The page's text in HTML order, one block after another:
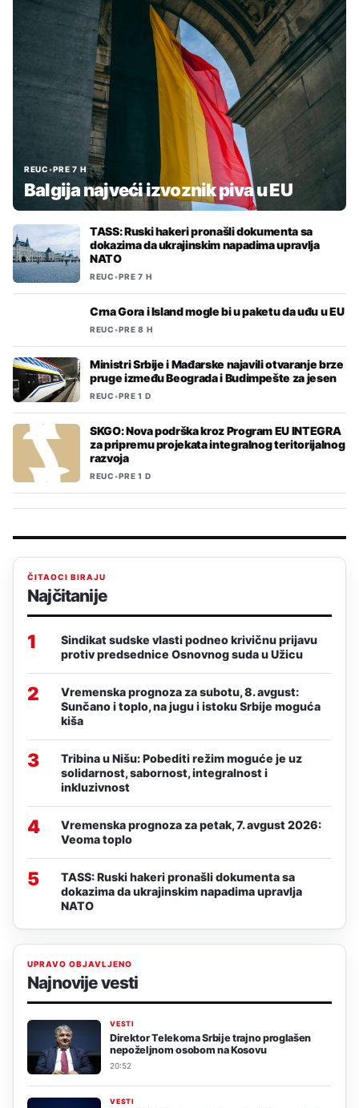
REUC•PRE 7 H
Balgija najveći izvoznik piva u EU
TASS: Ruski hakeri pronašli dokumenta sa
dokazima da ukrajinskim napadima upravlja
NATO
REUC•PRE 7 H
Crna Gora i Island mogle bi u paketu da uđu u EU
REUC•PRE 8 H
Ministri Srbije i Mađarske najavili otvaranje brze
pruge između Beograda i Budimpešte za jesen
REUC•PRE 1 D
SKGO: Nova podrška kroz Program EU INTEGRA
za pripremu projekata integralnog teritorijalnog
razvoja
REUC•PRE 1 D
ČITAOCI BIRAJU
Najčitanije
1
Sindikat sudske vlasti podneo krivičnu prijavu
protiv predsednice Osnovnog suda u Užicu
2
Vremenska prognoza za subotu, 8. avgust:
Sunčano i toplo, na jugu i istoku Srbije moguća
kiša
3
Tribina u Nišu: Pobediti režim moguće je uz
solidarnost, sabornost, integralnost i
inkluzivnost
4
Vremenska prognoza za petak, 7. avgust 2026:
Veoma toplo
5
TASS: Ruski hakeri pronašli dokumenta sa
dokazima da ukrajinskim napadima upravlja
NATO
UPRAVO OBJAVLJENO
Najnovije vesti
VESTI
Direktor Telekoma Srbije trajno proglašen
nepoželjnom osobom na Kosovu
20:52
VESTI